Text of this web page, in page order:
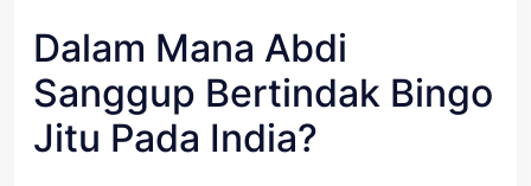
Dalam Mana Abdi
Sanggup Bertindak Bingo
Jitu Pada India?